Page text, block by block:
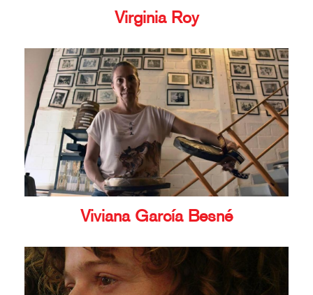
Virginia Roy
Viviana García Besné